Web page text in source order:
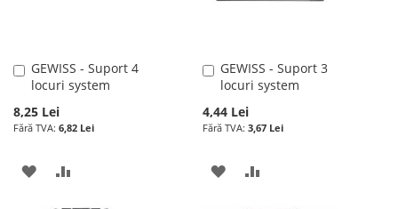
GEWISS - Suport 4
locuri system
8,25 Lei
6,82 Lei
Adauga
în
ADAUGATI
GEWISS - Suport 3
locuri system
4,44 Lei
3,67 Lei
Adauga
în
ADAUGATI